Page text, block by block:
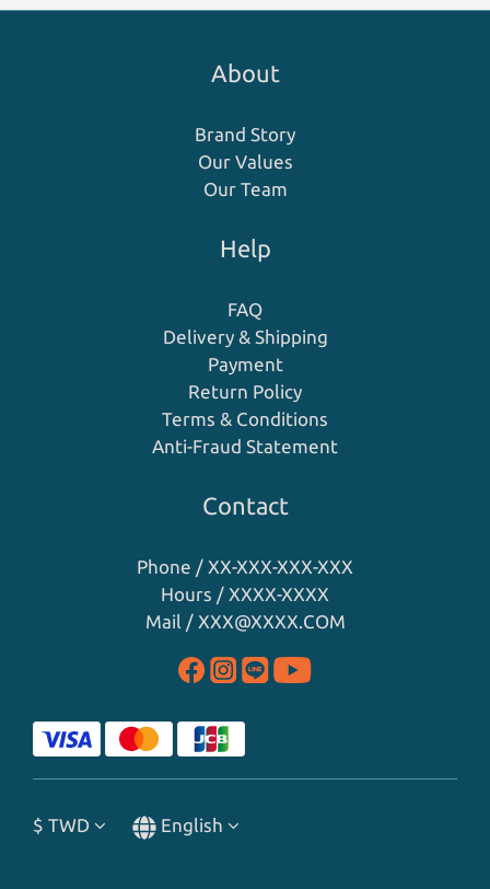
About
Brand Story
Our Values
Our Team
Help
FAQ
Delivery & Shipping
Payment
Return Policy
Terms & Conditions
Anti-Fraud Statement
Contact
Phone / XX-XXX-XXX-XXX
Hours / XXXX-XXXX
Mail / XXX@XXXX.COM
$ TWD English